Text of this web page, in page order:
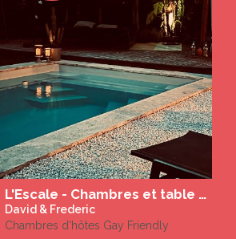
L'Escale - Chambres et table d'hôtes au pays des 3 rivières
David & Frederic
Chambres d'hôtes Gay Friendly